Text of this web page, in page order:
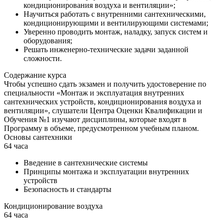
кондиционирования воздуха и вентиляции»;
Научиться работать с внутренними сантехническими,
кондиционирующими и вентилирующими системами;
Уверенно проводить монтаж, наладку, запуск систем и
оборудования;
Решать инженерно-технические задачи заданной
сложности.
Содержание курса
Чтобы успешно сдать экзамен и получить удостоверение по
специальности «Монтаж и эксплуатация внутренних
сантехнических устройств, кондиционирования воздуха и
вентиляции», слушатели Центра Оценки Квалификации и
Обучения №1 изучают дисциплины, которые входят в
Программу в объеме, предусмотренном учебным планом.
Основы сантехники
64 часа
Введение в сантехнические системы
Принципы монтажа и эксплуатации внутренних
устройств
Безопасность и стандарты
Кондиционирование воздуха
64 часа